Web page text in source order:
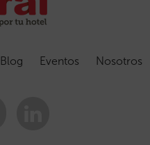
Blog Eventos Nosotros